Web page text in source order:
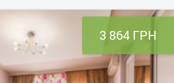
3 864 ГРН